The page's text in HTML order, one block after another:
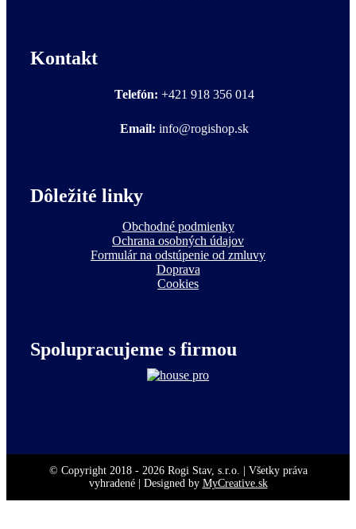
Kontakt
Telefón: +421 918 356 014
Email: info@rogishop.sk
Dôležité linky
Obchodné podmienky
Ochrana osobných údajov
Formulár na odstúpenie od zmluvy
Doprava
Cookies
Spolupracujeme s firmou
© Copyright 2018 - 2026 Rogi Stav, s.r.o. | Všetky práva
vyhradené | Designed by MyCreative.sk